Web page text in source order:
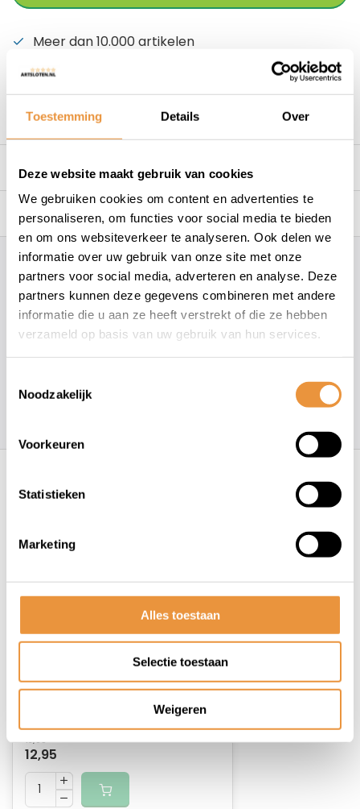
Toestemming Details Over
Deze website maakt gebruik van cookies
We gebruiken cookies om content en advertenties te
personaliseren, om functies voor social media te bieden
en om ons websiteverkeer te analyseren. Ook delen we
informatie over uw gebruik van onze site met onze
partners voor social media, adverteren en analyse. Deze
partners kunnen deze gegevens combineren met andere
informatie die u aan ze heeft verstrekt of die ze hebben
verzameld op basis van uw gebruik van hun services.
Noodzakelijk
Voorkeuren
Statistieken
Marketing
Alles toestaan
Selectie toestaan
Weigeren
Meer dan 10.000 artikelen
Alles voor uw tweewieler
Niet goed = geld terug
Beschrijving
Reviews 0/10
Hoe kunnen wij je helpen?
+31 78 780 2330
info@artsloten.nl
(0)
Wheel reflection tape ZWART
13,95
12,95